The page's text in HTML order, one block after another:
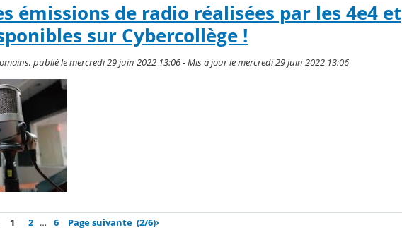
émissions de radio réalisées par les 4e4 et
sur Cybercollège !
publié le mercredi 29 juin 2022 13:06 - Mis à jour le mercredi 29 juin 2022 13:06
1 2 … 6 Page suivante (2/6)›